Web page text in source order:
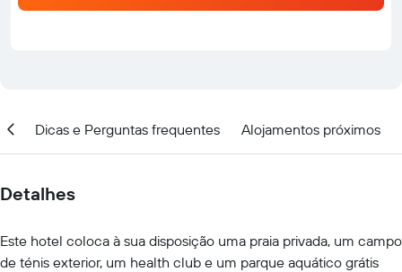
Dicas e Perguntas frequentes Alojamentos próximos
Detalhes
Este hotel coloca à sua disposição uma praia privada, um campo
de ténis exterior, um health club e um parque aquático grátis